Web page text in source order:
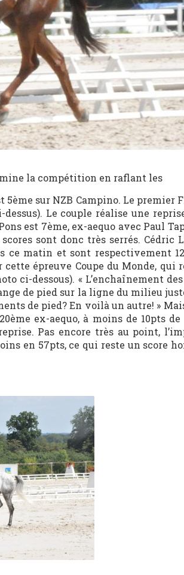
la compétition en raflant les
sur NZB Campino. Le premier
Le couple réalise une
est 7ème, ex-aequo avec Paul
sont donc très serrés. Cédric
ce matin et sont respectivement
cette épreuve Coupe du Monde, qui
ci-dessous). « L’enchaînement
de pied sur la ligne du milieu
de pied? En voilà un autre! »
ex-aequo, à moins de 10pts
Pas encore très au point,
en 57pts, ce qui reste un score